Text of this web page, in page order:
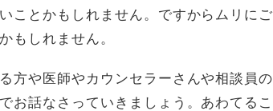
ことかもしれません。ですからムリにご
もしれません。
方や医師やカウンセラーさんや相談員の
お話なさっていきましょう。あわてるこ